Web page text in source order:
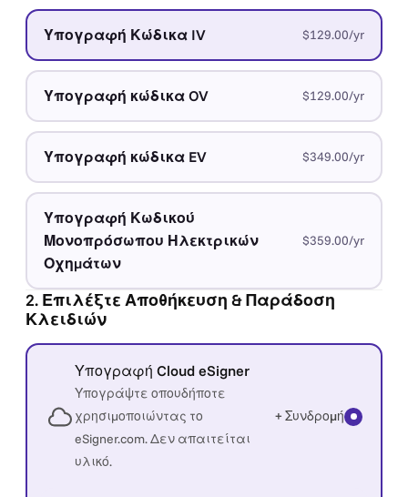
Υπογραφή Κώδικα IV $129.00/yr
Υπογραφή κώδικα OV $129.00/yr
Υπογραφή κώδικα EV $349.00/yr
Υπογραφή Κωδικού
Μονοπρόσωπου Ηλεκτρικών
Οχημάτων
$359.00/yr
2. Επιλέξτε Αποθήκευση & Παράδοση
Κλειδιών
Υπογραφή Cloud eSigner
Υπογράψτε οπουδήποτε
χρησιμοποιώντας το
eSigner.com. Δεν απαιτείται
υλικό.
+ Συνδρομή